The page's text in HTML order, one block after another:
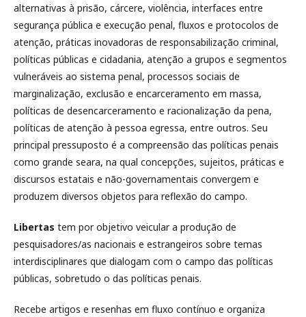
alternativas à prisão, cárcere, violência, interfaces entre
segurança pública e execução penal, fluxos e protocolos de
atenção, práticas inovadoras de responsabilização criminal,
políticas públicas e cidadania, atenção a grupos e segmentos
vulneráveis ao sistema penal, processos sociais de
marginalização, exclusão e encarceramento em massa,
políticas de desencarceramento e racionalização da pena,
políticas de atenção à pessoa egressa, entre outros. Seu
principal pressuposto é a compreensão das políticas penais
como grande seara, na qual concepções, sujeitos, práticas e
discursos estatais e não-governamentais convergem e
produzem diversos objetos para reflexão do campo.
Libertas tem por objetivo veicular a produção de
pesquisadores/as nacionais e estrangeiros sobre temas
interdisciplinares que dialogam com o campo das políticas
públicas, sobretudo o das políticas penais.
Recebe artigos e resenhas em fluxo contínuo e organiza